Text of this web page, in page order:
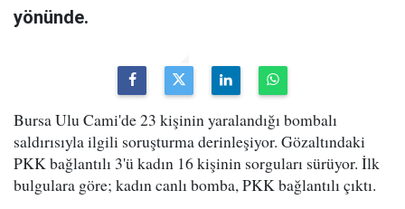
yönünde.
Bursa Ulu Cami'de 23 kişinin yaralandığı bombalı
saldırısıyla ilgili soruşturma derinleşiyor. Gözaltındaki
PKK bağlantılı 3'ü kadın 16 kişinin sorguları sürüyor. İlk
bulgulara göre; kadın canlı bomba, PKK bağlantılı çıktı.